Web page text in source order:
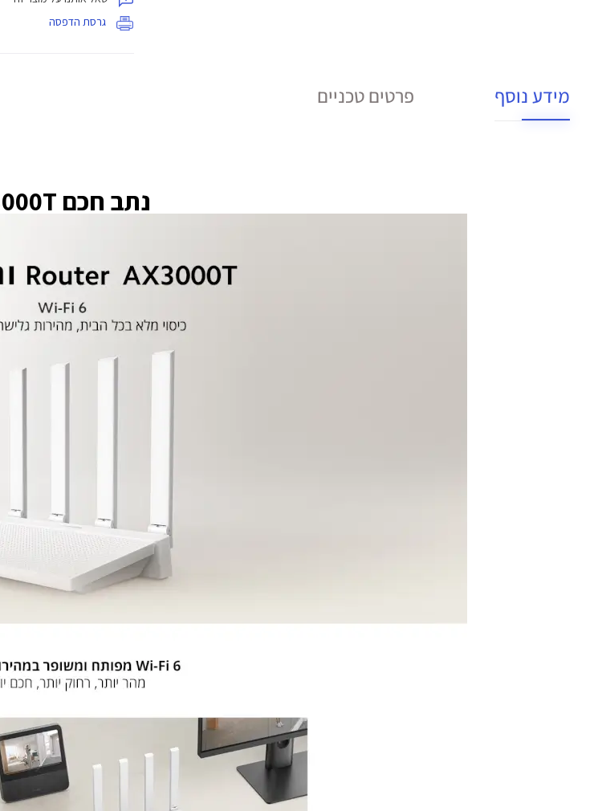
גרסת הדפסה
מידע נוסף פרטים טכניים
נתב חכם AX3000T